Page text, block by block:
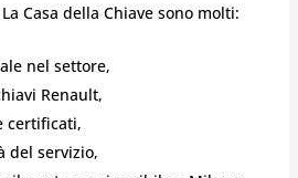
Casa della Chiave sono molti:
nel settore,
Renault,
certificati,
del servizio,